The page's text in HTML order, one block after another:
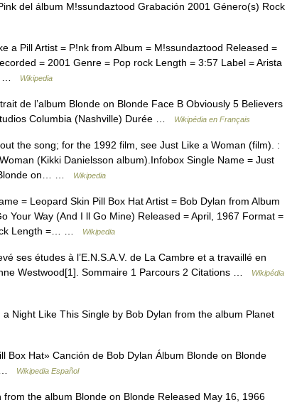
del álbum M!ssundaztood Grabación 2001 Género(s) Rock
a Pill Artist = P!nk from Album = M!ssundaztood Released =
= 2001 Genre = Pop rock Length = 3:57 Label = Arista
…
Wikipedia
de l’album Blonde on Blonde Face B Obviously 5 Believers
Columbia (Nashville) Durée …
Wikipédia en Français
the song; for the 1992 film, see Just Like a Woman (film). :
(Kikki Danielsson album).Infobox Single Name = Just
Blonde on… …
Wikipedia
= Leopard Skin Pill Box Hat Artist = Bob Dylan from Album
Your Way (And I ll Go Mine) Released = April, 1967 Format =
Length =… …
Wikipedia
ses études à l’E.N.S.A.V. de La Cambre et a travaillé en
Westwood[1]. Sommaire 1 Parcours 2 Citations …
Wikipédia
Night Like This Single by Bob Dylan from the album Planet
Box Hat» Canción de Bob Dylan Álbum Blonde on Blonde
…
Wikipedia Español
the album Blonde on Blonde Released May 16, 1966